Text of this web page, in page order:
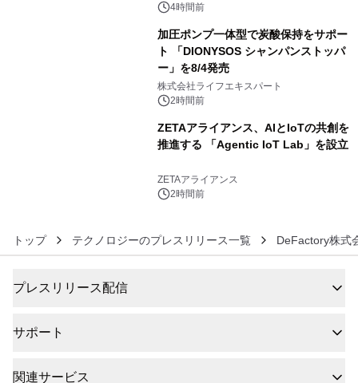
4時間前
加圧ポンプ一体型で炭酸保持をサポー
ト 「DIONYSOS シャンパンストッパ
ー」を8/4発売
株式会社ライフエキスパート
2時間前
ZETAアライアンス、AIとIoTの共創を
推進する 「Agentic IoT Lab」を設立
ZETAアライアンス
2時間前
トップ テクノロジーのプレスリリース一覧 DeFactory株式
プレスリリース配信
サポート
関連サービス